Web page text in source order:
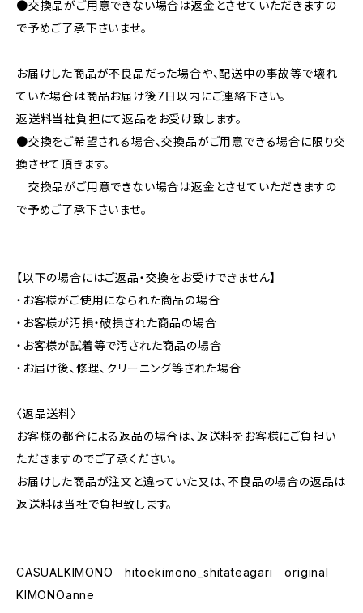
●交換品がご用意できない場合は返金とさせていただきますの
で予めご了承下さいませ。
お届けした商品が不良品だった場合や、配送中の事故等で壊れ
ていた場合は商品お届け後7日以内にご連絡下さい。
返送料当社負担にて返品をお受け致します。
●交換をご希望される場合、交換品がご用意できる場合に限り交
換させて頂きます。
交換品がご用意できない場合は返金とさせていただきますの
で予めご了承下さいませ。
【以下の場合にはご返品・交換をお受けできません】
・お客様がご使用になられた商品の場合
・お客様が汚損・破損された商品の場合
・お客様が試着等で汚された商品の場合
・お届け後、修理、クリーニング等された場合
〈返品送料〉
お客様の都合による返品の場合は、返送料をお客様にご負担い
ただきますのでご了承ください。
お届けした商品が注文と違っていた又は、不良品の場合の返品は
返送料は当社で負担致します。
CASUALKIMONO hitoekimono_shitateagari original
KIMONOanne